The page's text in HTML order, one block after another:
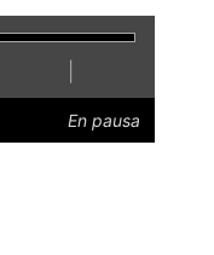
Lent
En pausa